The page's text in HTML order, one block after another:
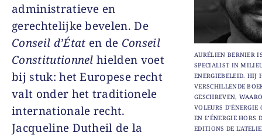
AURÉLIEN BERNIER
SPECIALIST IN
ENERGIEBELEID. HIJ
VERSCHILLENDE
GESCHREVEN,
VOLEURS
EN L’ÉNERGIE HORS
EDITIONS DE
administratieve en
gerechtelijke bevelen. De
Conseil d’État en de Conseil
Constitutionnel hielden voet
bij stuk: het Europese recht
valt onder het traditionele
internationale recht.
Jacqueline Dutheil de la